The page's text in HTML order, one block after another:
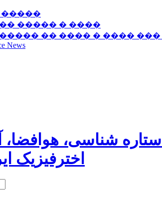
�����
����� � ����
�� ���� � ����
News
شناسی،
اخترفیزیک